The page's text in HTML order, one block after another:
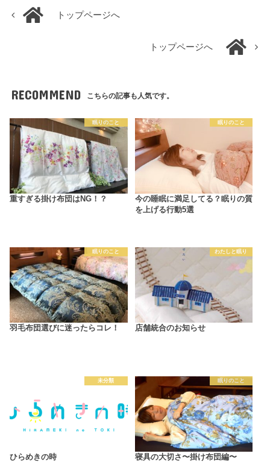
トップページへ
トップページへ
RECOMMEND こちらの記事も人気です。
眠りのこと
重すぎる掛け布団はNG！？
眠りのこと
今の睡眠に満足してる？眠りの質
を上げる行動5選
眠りのこと
羽毛布団選びに迷ったらコレ！
わたしと眠り
店舗統合のお知らせ
未分類
ひらめきの時
眠りのこと
寝具の大切さ〜掛け布団編〜